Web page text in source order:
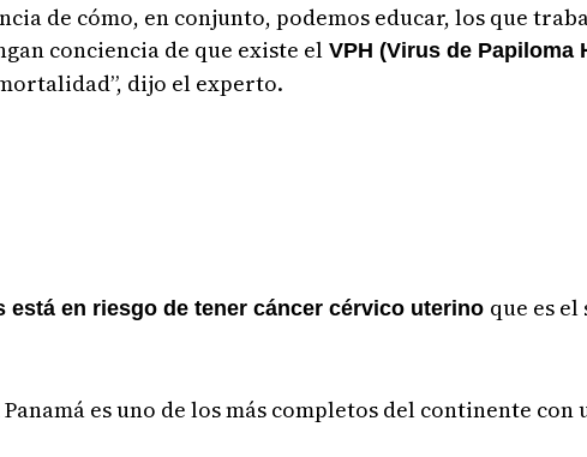
de cómo, en conjunto, podemos educar, los que
conciencia de que existe el VPH (Virus de Papiloma
dijo el experto.
está en riesgo de tener cáncer cérvico uterino que es
es uno de los más completos del continente con